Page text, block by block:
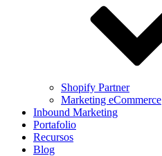
Shopify Partner
Marketing eCommerce
Inbound Marketing
Portafolio
Recursos
Blog